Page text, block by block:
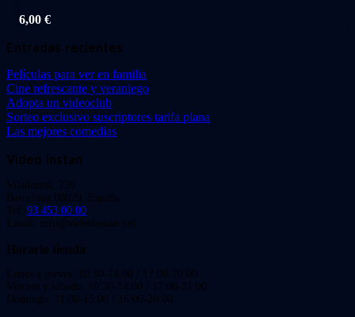
6,00 €
Entradas recientes
Películas para ver en familia
Cine refrescante y veraniego
Adopta un videoclub
Sorteo exclusivo suscriptores tarifa plana
Las mejores comedias
Video Instan
Viladomat, 239
Barcelona 08029. España.
Tel: 93 453 00 00
Email: info@videoinstan.net
Horario tienda
Lunes a jueves: 10:30-14:00 / 17:00-20:00
Viernes y sábado: 10:30-14:00 / 17:00-21:00
Domingo: 11:00-15:00 / 16:00-20:00